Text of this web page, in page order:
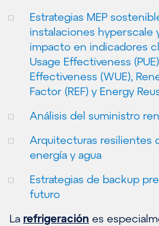
Estrategias MEP
instalaciones hyperscale
impacto en indicadores
Usage Effectiveness
Effectiveness (WUE),
Factor (REF) y Energy
Análisis del suministro
Arquitecturas resilientes
energía y agua
Estrategias de backup
futuro
La refrigeración es